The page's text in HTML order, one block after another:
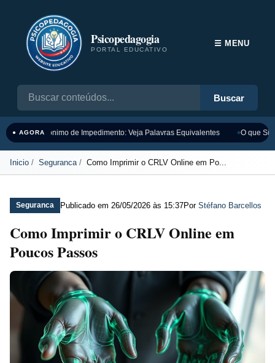
Psicopedagogia
PORTAL EDUCATIVO
Buscar
☰ MENU
● AGORASinônimo de Impedimento: Veja Palavras Equivalentes O que
Inicio Seguranca Como Imprimir o CRLV Online em Po...
Seguranca Publicado em 26/05/2026 às 15:37Por Stéfano Barcellos
Como Imprimir o CRLV Online em
Poucos Passos